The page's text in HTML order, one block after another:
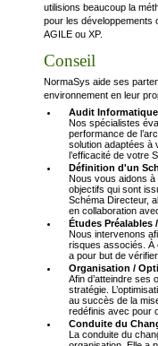
utilisions beaucoup la
pour les développements
AGILE ou XP.
Conseil
NormaSys aide ses
environnement en leur
Audit Informatique
Nos spécialistes
performance de
solution adaptées à
l’efficacité de votre
Définition d'un
Nous vous aidons
objectifs qui sont
Schéma Directeur,
en collaboration
Études Préalables
Nous intervenons
risques associés. À
a pour but de
Organisation /
Afin d’atteindre ses
stratégie.
au succès de la
redéfinis avec pour
Conduite du
La conduite du